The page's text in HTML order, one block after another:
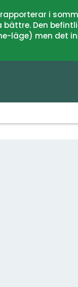
i
Den
läge) men det